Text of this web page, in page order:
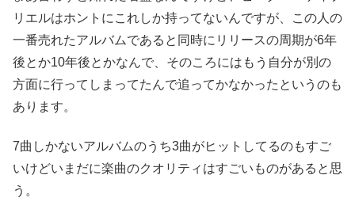
リエルはホントにこれしか持ってないんですが、この人の
一番売れたアルバムであると同時にリリースの周期が6年
後とか10年後とかなんで、そのころにはもう自分が別の
方面に行ってしまってたんで追ってかなかったというのも
あります。
7曲しかないアルバムのうち3曲がヒットしてるのもすご
いけどいまだに楽曲のクオリティはすごいものがあると思
う。